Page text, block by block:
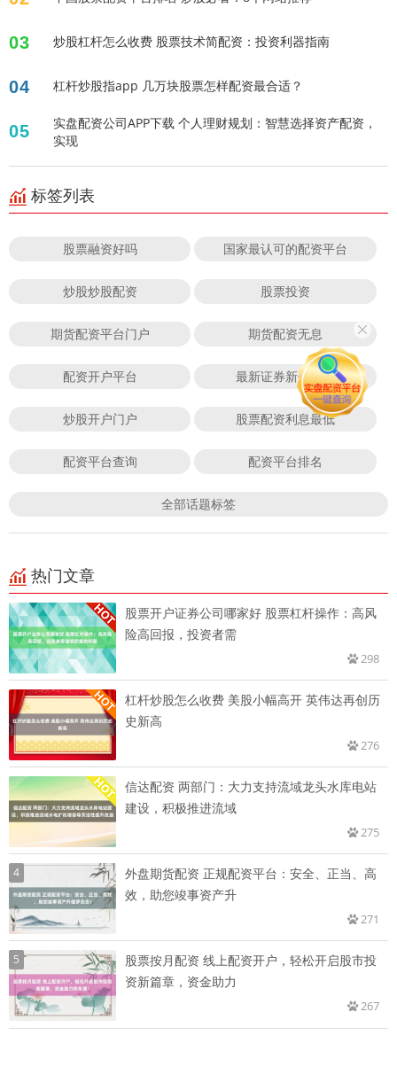
03 炒股杠杆怎么收费 股票技术简配资：投资利器指南
04 杠杆炒股指app 几万块股票怎样配资最合适？
05
实盘配资公司APP下载 个人理财规划：智慧选择资产配资，
实现
标签列表
股票融资好吗 国家最认可的配资平台
炒股炒股配资 股票投资
期货配资平台门户 期货配资无息
配资开户平台 最新证券新开户数
炒股开户门户 股票配资利息最低
配资平台查询 配资平台排名
全部话题标签
热门文章
股票开户证券公司哪家好 股票杠杆操作：高风
险高回报，投资者需
298
杠杆炒股怎么收费 美股小幅高开 英伟达再创历
史新高
276
信达配资 两部门：大力支持流域龙头水库电站
建设，积极推进流域
275
4
外盘期货配资 正规配资平台：安全、正当、高
效，助您竣事资产升
271
5
股票按月配资 线上配资开户，轻松开启股市投
资新篇章，资金助力
267